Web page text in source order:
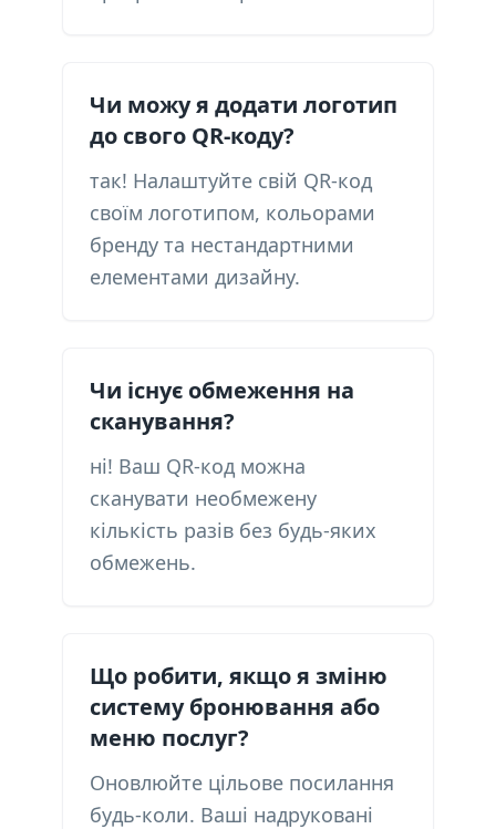
Чи можу я додати логотип
до свого QR-коду?
так! Налаштуйте свій QR-код
своїм логотипом, кольорами
бренду та нестандартними
елементами дизайну.
Чи існує обмеження на
сканування?
ні! Ваш QR-код можна
сканувати необмежену
кількість разів без будь-яких
обмежень.
Що робити, якщо я зміню
систему бронювання або
меню послуг?
Оновлюйте цільове посилання
будь-коли. Ваші надруковані